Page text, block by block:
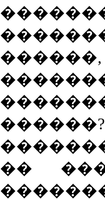
������,
��